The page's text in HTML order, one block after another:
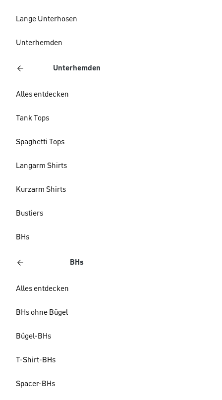
Lange Unterhosen
Unterhemden
Unterhemden
Alles entdecken
Tank Tops
Spaghetti Tops
Langarm Shirts
Kurzarm Shirts
Bustiers
BHs
BHs
Alles entdecken
BHs ohne Bügel
Bügel-BHs
T-Shirt-BHs
Spacer-BHs